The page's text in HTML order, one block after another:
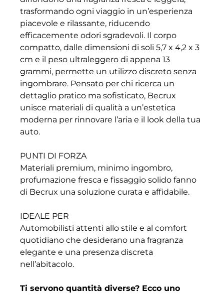
trasformando ogni viaggio in un’esperienza
piacevole e rilassante, riducendo
efficacemente odori sgradevoli. Il corpo
compatto, dalle dimensioni di soli 5,7 x 4,2 x 3
cm e il peso ultraleggero di appena 13
grammi, permette un utilizzo discreto senza
ingombrare. Pensato per chi ricerca un
dettaglio pratico ma sofisticato, Becrux
unisce materiali di qualità a un’estetica
moderna per rinnovare l’aria e il look della tua
auto.
PUNTI DI FORZA
Materiali premium, minimo ingombro,
profumazione fresca e fissaggio solido fanno
di Becrux una soluzione curata e affidabile.
IDEALE PER
Automobilisti attenti allo stile e al comfort
quotidiano che desiderano una fragranza
elegante e una presenza discreta
nell’abitacolo.
Ti servono quantità diverse? Ecco uno